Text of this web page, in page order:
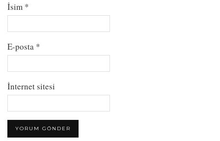
İsim *
E-posta *
İnternet sitesi